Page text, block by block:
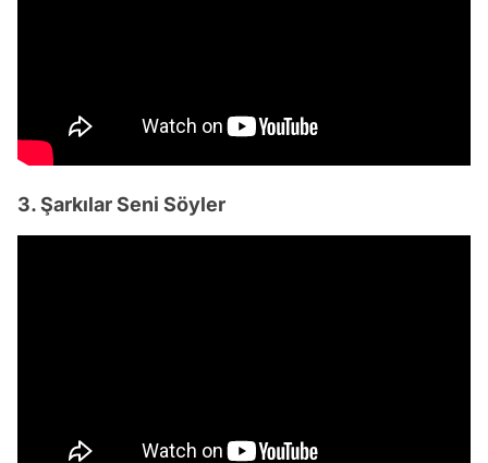
3. Şarkılar Seni Söyler